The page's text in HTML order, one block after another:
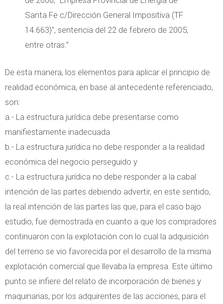
Santa Fe c/Dirección General Impositiva (TF
14.663)", sentencia del 22 de febrero de 2005,
entre otras.”
De esta manera, los elementos para aplicar el principio de
realidad económica, en base al antecedente referenciado,
son:
a.- La estructura jurídica debe presentarse como
manifiestamente inadecuada
b.- La estructura jurídica no debe responder a la realidad
económica del negocio perseguido y
c.- La estructura jurídica no debe responder a la cabal
intención de las partes debiendo advertir, en este sentido,
la real intención de las partes las que, para el caso bajo
estudio, fue demostrada en cuanto a que los compradores
continuaron con la explotación con lo cual la adquisición
del terreno se vio favorecida por el desarrollo de la misma
explotación comercial que llevaba la empresa. Este último
punto se infiere del relato de incorporación de bienes y
maquinarias, por los adquirentes de las acciones, para el